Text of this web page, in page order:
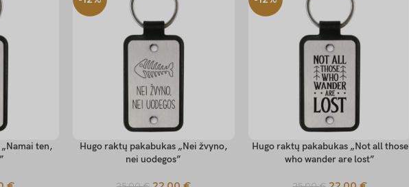
ten,
SELECT OPTIONS
Hugo raktų pakabukas „Nei žvyno,
nei uodegos”
SELECT OPTIONS
Hugo raktų pakabukas „Not all those
who wander are lost”